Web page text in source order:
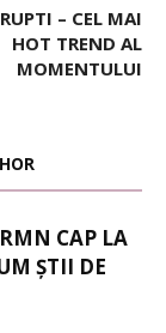
– CEL MAI
HOT TREND AL
MOMENTULUI
CAP LA
ȘTII DE